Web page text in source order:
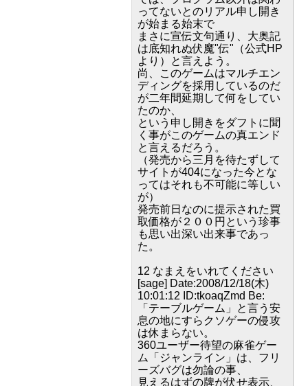
ってないとのリアル申し開き
が始まる始末で
まさに宣伝文句通り、大奥記
は底知れぬ伏魔"伝"（公式HP
より）と言えよう。
尚、このゲームはマルチエン
ディングを採用しているのだ
が二年間延期して何をしてい
たのか、
という申し開きをダフトに聞
く事がこのゲームの真エンド
と言えるだろう。
（発売から三月を待たずして
サイトが404になった今とな
ってはそれも不可能に等しい
が）
発売前日なのに提示された買
取価格が２００円という珍事
も思い出深い出来事であっ
た。
12 なまえをいれてください
[sage] Date:2008/12/18(木)
10:01:12 ID:tkoaqZmd Be:
「テーブルゲーム」と言う安
息の地にすらクソゲーの侵攻
は休まらない。
360ユーザー待望の麻雀ゲー
ム「ジャンライン」は、フリ
ーズバグは勿論の事、
見えるはずの牌が伏せ表示、